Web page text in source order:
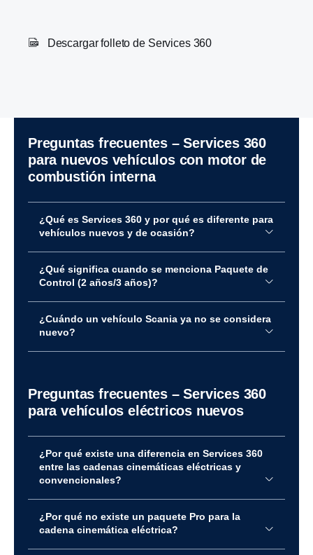
Descargar folleto de Services 360
Completo
Cobertura completa de reparación y
Reparación del sistema de propulsión
Reparación de la batería
Paquete de control para vehículos eléctricos (3
años)
Posibles servicios adicionales:
Scania Fleet Care
Remolque
MAX24
Preguntas frecuentes – Services 360
para nuevos vehículos con motor de
combus­tión interna
¿Qué es Services 360 y por qué es diferente para
vehículos nuevos y de ocasión?
¿Qué significa cuando se menciona Paquete de
Control (2 años/3 años)?
¿Cuándo un vehículo Scania ya no se considera
nuevo?
Preguntas frecuentes – Services 360
para vehículos eléctricos nuevos
¿Por qué existe una diferencia en Services 360
entre las cadenas cinemáticas eléctricas y
convencionales?
¿Por qué no existe un paquete Pro para la
cadena cinemática eléctrica?